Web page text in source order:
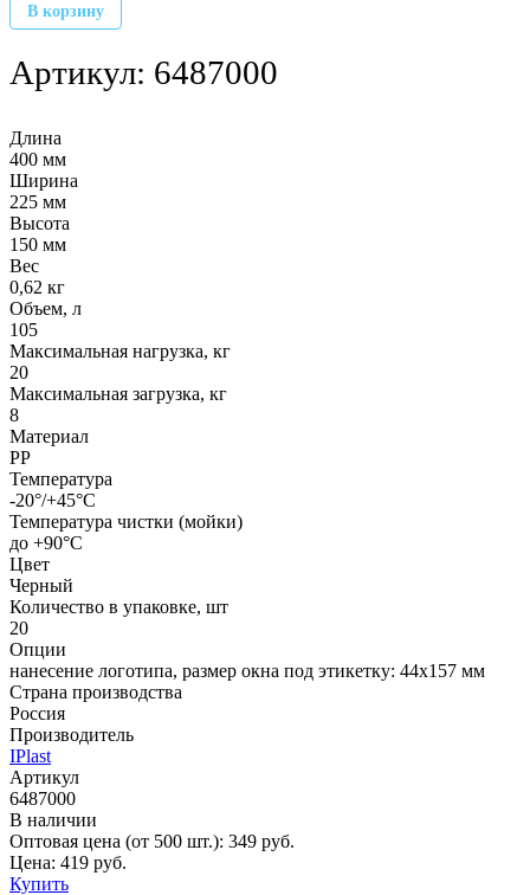
В корзину
Артикул: 6487000
Длина
400 мм
Ширина
225 мм
Высота
150 мм
Вес
0,62 кг
Объем, л
105
Максимальная нагрузка, кг
20
Максимальная загрузка, кг
8
Материал
PP
Температура
-20°/+45°С
Температура чистки (мойки)
до +90°C
Цвет
Черный
Количество в упаковке, шт
20
Опции
нанесение логотипа, размер окна под этикетку: 44х157 мм
Страна производства
Россия
Производитель
IPlast
Артикул
6487000
В наличии
Оптовая цена (от 500 шт.): 349 руб.
Цена: 419 руб.
Купить